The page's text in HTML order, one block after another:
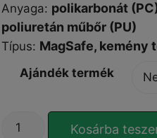
Anyaga: polikarbonát
poliuretán műbőr (PU)
Típus: MagSafe, kemény
Ajándék termék
DUX
Kosárba